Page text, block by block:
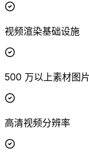
视频渲染基础设施
500 万以上素材图
高清视频分辨率